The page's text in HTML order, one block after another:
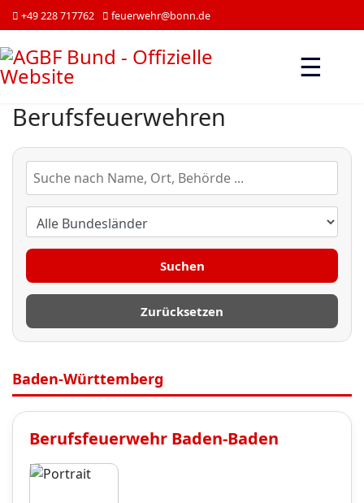
+49 228 717762 feuerwehr@bonn.de
☰
Berufsfeuerwehren
Suchen
Zurücksetzen
Baden-Württemberg
Berufsfeuerwehr Baden-Baden